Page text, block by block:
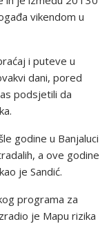
vikendom u
i puteve u
dani, pored
podsjetili da
godine u Banjaluci
a ove godine
je Sandić.
programa za
je Mapu rizika